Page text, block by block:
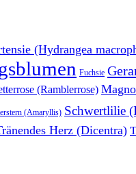
(Hydrangea
Fuchsie
(Ramblerrose)
(Amaryllis) Schwertlilie
Herz (Dicentra)